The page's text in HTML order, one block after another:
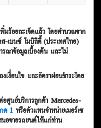
มร้อยละเจ็ดแล้ว โดยคำนวณจาก
-เบนซ์ โมบิลิตี้ (ประเทศไทย)
รณาข้อมูลเบื้องต้น และไม่
งื่อนไข และอัตราผ่อนชำระโดย
ศูนย์บริการลูกค้า Mercedes-
ด 1 หรือตัวแทนจำหน่ายเมอร์เซ
นอขายรถยนต์ให้แก่ท่าน